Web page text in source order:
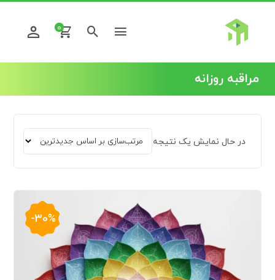
0
مراقبه روزانه
در حال نمایش یک نتیجه
-30%